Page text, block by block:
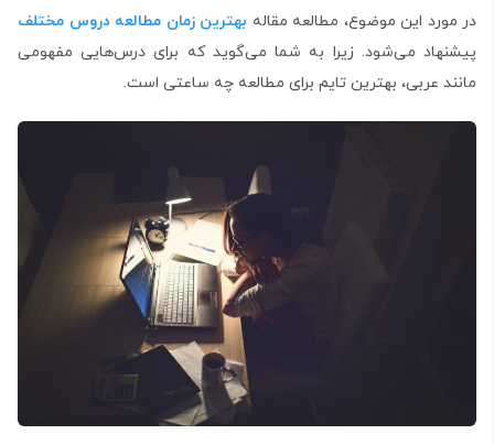
در مورد این موضوع، مطالعه مقاله بهترین زمان مطالعه دروس مختلف
پیشنهاد می‌شود. زیرا به شما می‌گوید که برای درس‌هایی مفهومی
مانند عربی، بهترین تایم برای مطالعه چه ساعتی است.